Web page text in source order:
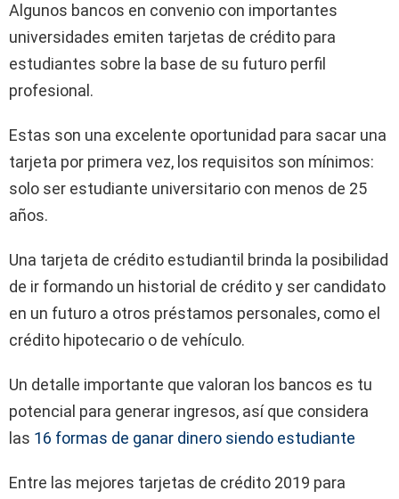
Algunos bancos en convenio con importantes
universidades emiten tarjetas de crédito para
estudiantes sobre la base de su futuro perfil
profesional.
Estas son una excelente oportunidad para sacar una
tarjeta por primera vez, los requisitos son mínimos:
solo ser estudiante universitario con menos de 25
años.
Una tarjeta de crédito estudiantil brinda la posibilidad
de ir formando un historial de crédito y ser candidato
en un futuro a otros préstamos personales, como el
crédito hipotecario o de vehículo.
Un detalle importante que valoran los bancos es tu
potencial para generar ingresos, así que considera
las 16 formas de ganar dinero siendo estudiante
Entre las mejores tarjetas de crédito 2019 para